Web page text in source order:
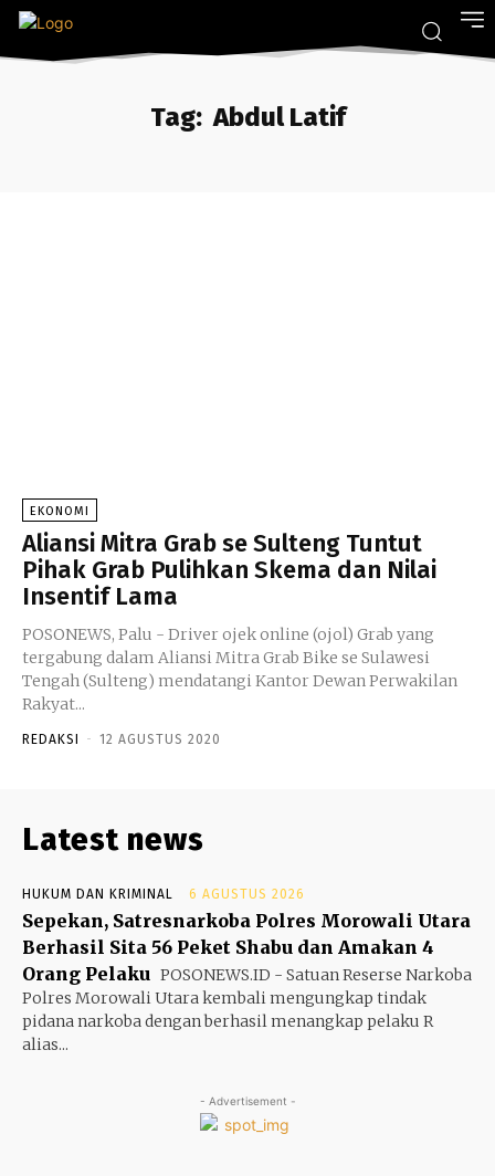
Tag: Abdul Latif
EKONOMI
Aliansi Mitra Grab se Sulteng Tuntut
Pihak Grab Pulihkan Skema dan Nilai
Insentif Lama
POSONEWS, Palu - Driver ojek online (ojol) Grab yang
tergabung dalam Aliansi Mitra Grab Bike se Sulawesi
Tengah (Sulteng) mendatangi Kantor Dewan Perwakilan
Rakyat...
REDAKSI - 12 AGUSTUS 2020
Latest news
HUKUM DAN KRIMINAL 6 AGUSTUS 2026
Sepekan, Satresnarkoba Polres Morowali Utara
Berhasil Sita 56 Peket Shabu dan Amakan 4
Orang Pelaku POSONEWS.ID - Satuan Reserse Narkoba
Polres Morowali Utara kembali mengungkap tindak
pidana narkoba dengan berhasil menangkap pelaku R
alias...
- Advertisement -